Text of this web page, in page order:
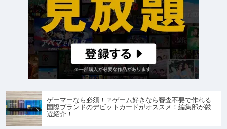
ゲーマーなら必須！？ゲーム好きなら審査不要で作れる
国際ブランドのデビットカードがオススメ！編集部が厳
選紹介！